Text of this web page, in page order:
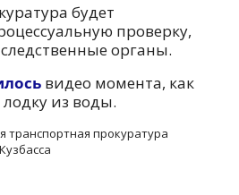
будет
проверку,
органы.
видео момента, как
из воды.
транспортная прокуратура